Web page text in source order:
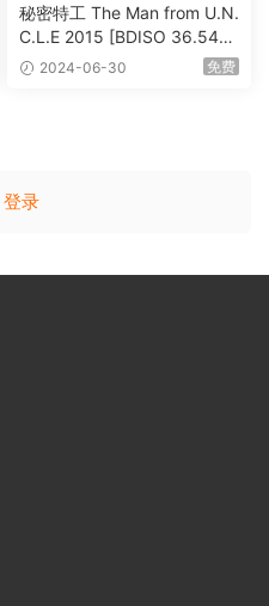
秘密特工 The Man from U.N.
C.L.E 2015 [BDISO 36.54G
B] 2024-06-30 免费
登录